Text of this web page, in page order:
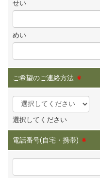
せい
めい
ご希望のご連絡方法 ※
選択してください
電話番号(自宅・携帯) ※